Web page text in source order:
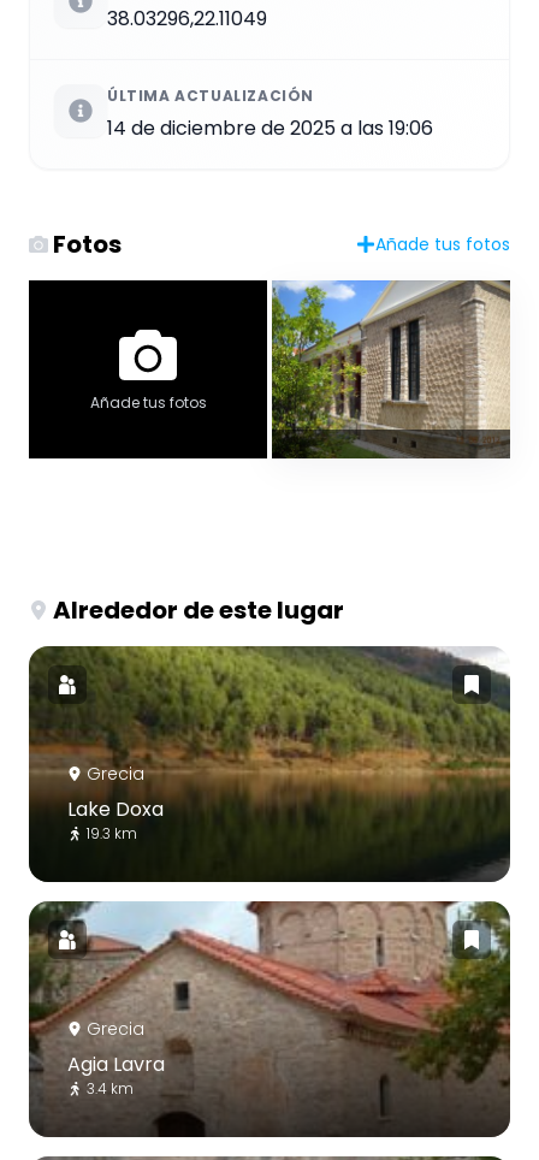
38.03296,22.11049
ÚLTIMA ACTUALIZACIÓN
14 de diciembre de 2025 a las 19:06
Fotos Añade tus fotos
Añade tus fotos
Alrededor de este lugar
Grecia
Lake Doxa
19.3 km
Grecia
Agia Lavra
3.4 km